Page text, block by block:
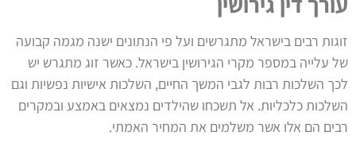
זוגות רבים בישראל מתגרשים ועל פי הנתונים ישנה מגמה קבועה
של עלייה במספר מקרי הגירושין בישראל. כאשר זוג מתגרש יש
לכך השלכות רבות לגבי המשך החיים, השלכות אישיות נפשיות וגם
השלכות כלכליות. אל תשכחו שהילדים נמצאים באמצע ובמקרים
רבים הם אלו אשר משלמים את המחיר האמתי.